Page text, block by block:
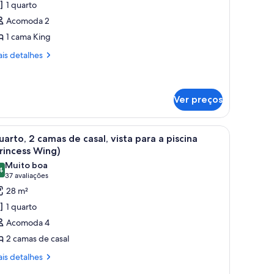
1 quarto
Acomoda 2
1 cama King
detalhes
Ver preços
uma escrivaninha e uma cadeira.Quarto de hotel com duas camas, uma
6
2 camas de casal, vista para a piscina
Wing)
de 10
Muito boa
37 avaliações
(37
avaliações)
28 m²
1 quarto
Acomoda 4
2 camas de casal
detalhes